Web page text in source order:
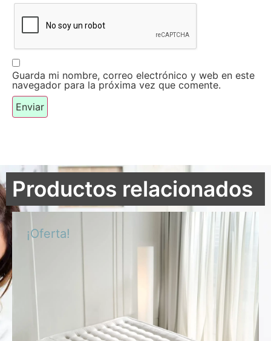
Guarda mi nombre, correo electrónico y web en este
navegador para la próxima vez que comente.
Productos relacionados
¡Oferta!